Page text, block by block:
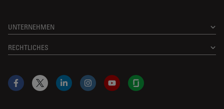
UNTERNEHMEN
RECHTLICHES
Facebook
X LinkedInInstagramYouTubeGlassdoor